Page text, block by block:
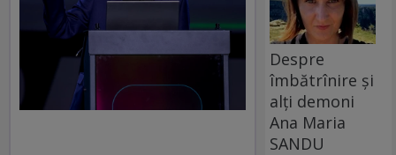
Despre
îmbătrînire și
alți demoni
Ana Maria
SANDU